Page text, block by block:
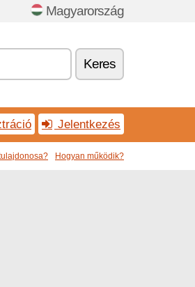
Magyarország
Keres
Jelentkezés
Hogyan működik?